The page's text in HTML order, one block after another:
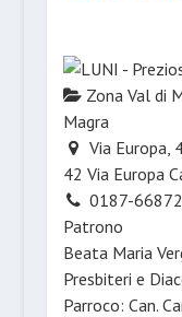
Zona Val di
Magra
Via Europa,
42 Via Europa
0187-
Patrono
Beata Maria
Presbiteri e
Parroco: Can.